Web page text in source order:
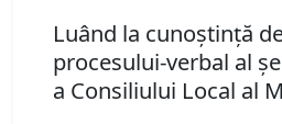
Luând la cunoştinţă
procesului-verbal al
a Consiliului Local al